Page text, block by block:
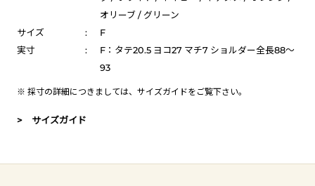
オリーブ / グリーン
サイズ
:
F
実寸
:
F：タテ20.5 ヨコ27 マチ7 ショルダー全長88～
93
※ 採寸の詳細につきましては、 サイズガイドをご覧下さい。
> サイズガイド